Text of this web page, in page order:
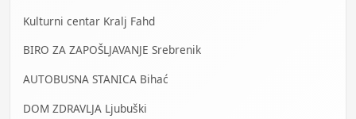
Kulturni centar Kralj Fahd
BIRO ZA ZAPOŠLJAVANJE Srebrenik
AUTOBUSNA STANICA Bihać
DOM ZDRAVLJA Ljubuški